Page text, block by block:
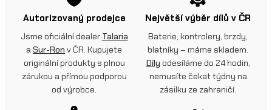
Autorizovaný prodejce
Jsme oficiální dealer Talaria
a Sur-Ron v ČR. Kupujete
originální produkty s plnou
zárukou a přímou podporou
od výrobce.
Největší výběr dílů v ČR
Baterie, kontrolery, brzdy,
blatníky – máme skladem.
Díly odesíláme do 24 hodin,
nemusíte čekat týdny na
zásilku ze zahraničí.